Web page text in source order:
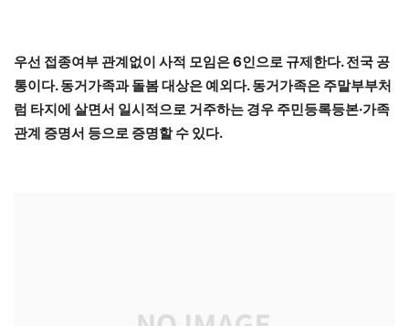
우선 접종여부 관계없이 사적 모임은 6인으로 규제한다. 전국 공
통이다. 동거가족과 돌봄 대상은 예외다. 동거가족은 주말부부처
럼 타지에 살면서 일시적으로 거주하는 경우 주민등록등본·가족
관계 증명서 등으로 증명할 수 있다.